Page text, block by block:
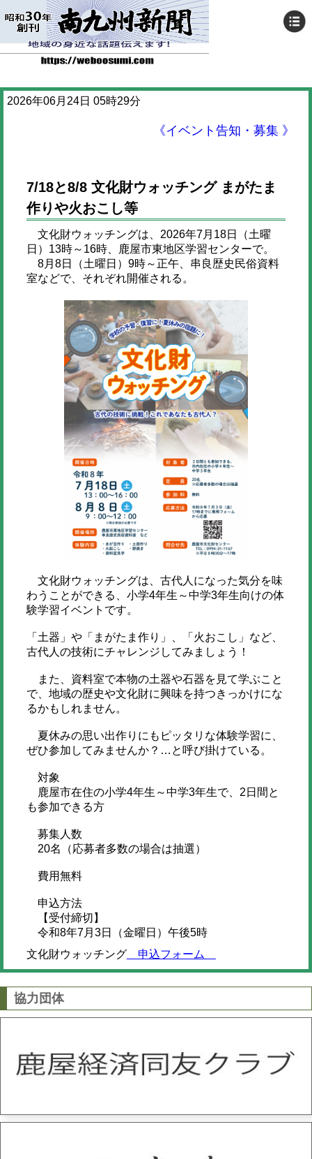
2026年06月24日 05時29分
《イベント告知・募集 》
7/18と8/8 文化財ウォッチング まがたま
作りや火おこし等
文化財ウォッチングは、2026年7月18日（土曜
日）13時～16時、鹿屋市東地区学習センターで。
8月8日（土曜日）9時～正午、串良歴史民俗資料
室などで、それぞれ開催される。
文化財ウォッチングは、古代人になった気分を味
わうことができる、小学4年生～中学3年生向けの体
験学習イベントです。
「土器」や「まがたま作り」、「火おこし」など、
古代人の技術にチャレンジしてみましょう！
また、資料室で本物の土器や石器を見て学ぶこと
で、地域の歴史や文化財に興味を持つきっかけにな
るかもしれません。
夏休みの思い出作りにもピッタリな体験学習に、
ぜひ参加してみませんか？…と呼び掛けている。
対象
鹿屋市在住の小学4年生～中学3年生で、2日間と
も参加できる方
募集人数
20名（応募者多数の場合は抽選）
費用無料
申込方法
【受付締切】
令和8年7月3日（金曜日）午後5時
文化財ウォッチング申込フォーム
協力団体